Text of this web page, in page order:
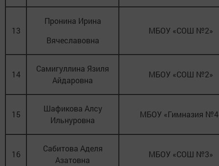
13
Пронина Ирина
Вячеславовна
МБОУ «СОШ №2»
14
Самигуллина Язиля
Айдаровна
МБОУ «СОШ №2»
15
Шафикова Алсу
Ильнуровна
МБОУ «Гимназия
16
Сабитова Аделя
Азатовна
МБОУ «СОШ №3»